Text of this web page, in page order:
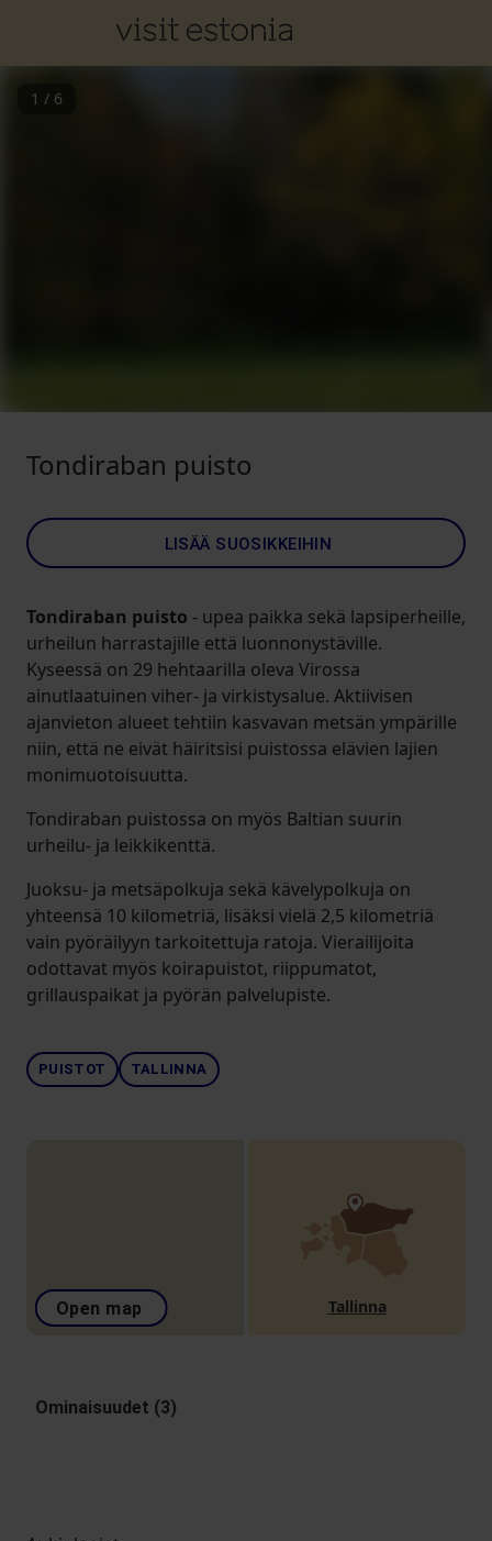
1 / 6
Tondiraban puisto
LISÄÄ SUOSIKKEIHIN
Tondiraban puisto - upea paikka sekä lapsiperheille,
urheilun harrastajille että luonnonystäville.
Kyseessä on 29 hehtaarilla oleva Virossa
ainutlaatuinen viher- ja virkistysalue. Aktiivisen
ajanvieton alueet tehtiin kasvavan metsän ympärille
niin, että ne eivät häiritsisi puistossa elävien lajien
monimuotoisuutta.
Tondiraban puistossa on myös Baltian suurin
urheilu- ja leikkikenttä.
Juoksu- ja metsäpolkuja sekä kävelypolkuja on
yhteensä 10 kilometriä, lisäksi vielä 2,5 kilometriä
vain pyöräilyyn tarkoitettuja ratoja. Vierailijoita
odottavat myös koirapuistot, riippumatot,
grillauspaikat ja pyörän palvelupiste.
PUISTOT TALLINNA
Open map Tallinna
Ominaisuudet (3)